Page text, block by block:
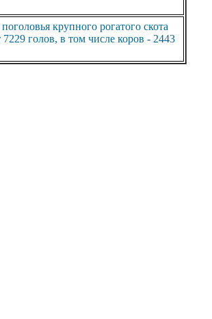
крупного рогатого скота
голов, в том числе коров - 2443